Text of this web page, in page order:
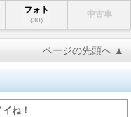
フォト
(30)
中古車
ページの先頭へ ▲
イね！